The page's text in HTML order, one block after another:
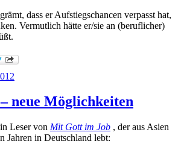
dass er Aufstiegschancen verpasst hat,
Vermutlich hätte er/sie an (beruflicher)
neue Möglichkeiten
Leser von Mit Gott im Job , der aus Asien
Jahren in Deutschland lebt: